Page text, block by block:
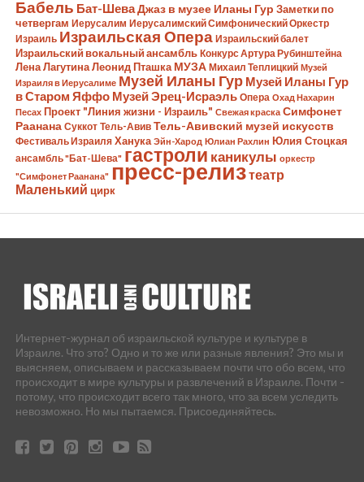
Бабель Бат-ШеваДжаз в музее Иланы Гур Заметки по
четвергам Иерусалим Иерусалимский Симфонический Оркестр
Израиль Израильская Опера Израильский балет
Израильский вокальный ансамбль Конкурс Артура Рубинштейна
Лена Лагутина Леонид Пташка МУЗА Михаил Теплицкий Музей
Израиля в Иерусалиме Музей Иланы Гур Музей Иланы Гур
в Старом Яффо Музей Эрец-Исраэль Опера Охад Нахарин
Песах Проект "Линия жизни - Израиль" Свежая краска Симфонет
Раанана Суккот Тель-Авив Тель-Авивский музей искусств
Фестиваль Израиля Ханука Эйн-Харод Юлиан Рахлин Юлия Стоцкая
ансамбль "Бат-Шева" гастроли каникулы оркестр
"Симфонет Раанана" пресс-релизтеатр
Маленький цирк
Интернет-журнал об израильской культуре и культуре в
Израиле. Что это? Одно и то же или разные явления? Это мы и
выясняем, описываем и рассказываем почти что обо всем, что
происходит в мире культуры и развлечений в Израиле. Почти -
потому, что происходит всего так много, что за всем уследить
невозможно. Но мы пытаемся. Присоединяйтесь.